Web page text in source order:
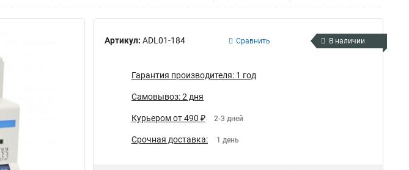
Артикул: ADL01-184 Сравнить В наличии
Гарантия производителя: 1 год
Самовывоз: 2 дня
Курьером от 490 ₽ 2-3 дней
Срочная доставка: 1 день